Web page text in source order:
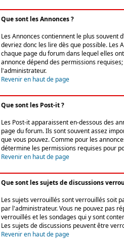
Que sont les Annonces ?
Les Annonces contiennent le plus souvent
devriez donc les lire dès que possible. Les
chaque page du forum dans lequel elles
annonce dépend des permissions
l'administrateur.
Revenir en haut de page
Que sont les Post-it ?
Les Post-it apparaissent en-dessous des
page du forum. Ils sont souvent assez
que vous pouvez. Comme pour les
détermine les permissions requises pour
Revenir en haut de page
Que sont les sujets de discussions
Les sujets verrouillés sont verrouillés soit
par l'administrateur. Vous ne pouvez pas
verrouillés et les sondages qui y sont
Les sujets de discussions peuvent être
Revenir en haut de page